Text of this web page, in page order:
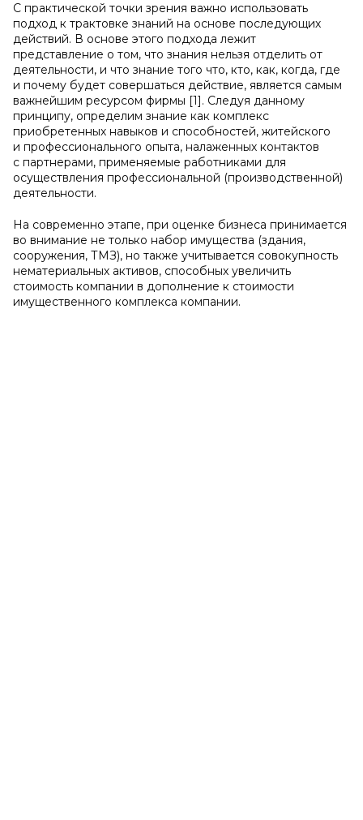
С практической точки зрения важно использовать
подход к трактовке знаний на основе последующих
действий. В основе этого подхода лежит
представление о том, что знания нельзя отделить от
деятельности, и что знание того что, кто, как, когда, где
и почему будет совершаться действие, является самым
важнейшим ресурсом фирмы [1]. Следуя данному
принципу, определим знание как комплекс
приобретенных навыков и способностей, житейского
и профессионального опыта, налаженных контактов
с партнерами, применяемые работниками для
осуществления профессиональной (производственной)
деятельности.
На современно этапе, при оценке бизнеса принимается
во внимание не только набор имущества (здания,
сооружения, ТМЗ), но также учитывается совокупность
нематериальных активов, способных увеличить
стоимость компании в дополнение к стоимости
имущественного комплекса компании.